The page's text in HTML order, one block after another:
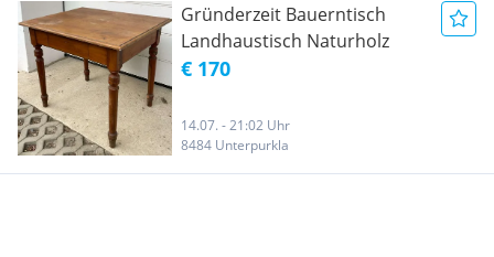
Gründerzeit Bauerntisch
Landhaustisch Naturholz
€ 170
14.07. - 21:02 Uhr
8484 Unterpurkla